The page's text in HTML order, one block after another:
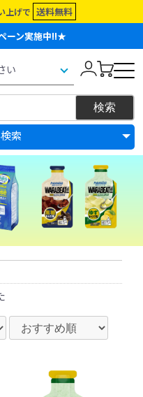
上げで 送料無料
ーン実施中!!★
索